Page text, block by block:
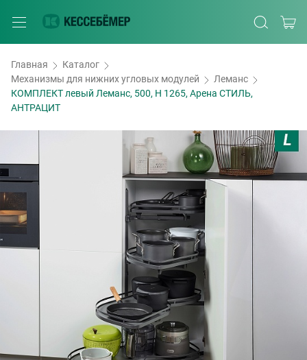
Главная
Каталог
Механизмы для нижних угловых модулей
Леманс
КОМПЛЕКТ левый Леманс, 500, H 1265, Арена СТИЛЬ,
АНТРАЦИТ